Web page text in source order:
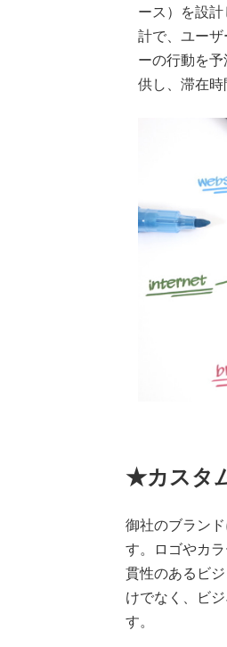
ース）を設
計で、ユー
ーの行動を
供し、滞在時
★カスタ
御社のブラン
す。ロゴやカ
貫性のあるビ
けでなく、ビ
す。